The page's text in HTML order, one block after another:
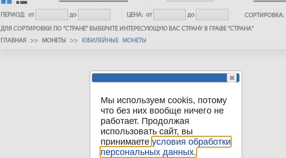
ПЕРИОД: от до ЦЕНА: от до СОРТИРОВКА:
ДЛЯ СОРТИРОВКИ ПО "СТРАНЕ" ВЫБЕРИТЕ ИНТЕРЕСУЮЩУЮ ВАС СТРАНУ В ГРАФЕ "СТРАНА"
ГЛАВНАЯ
>> МОНЕТЫ >> ЮБИЛЕЙНЫЕ МОНЕТЫ
Мы используем cookis, потому
что без них вообще ничего не
работает. Продолжая
использовать сайт, вы
принимаете условия обработки
персональных данных.